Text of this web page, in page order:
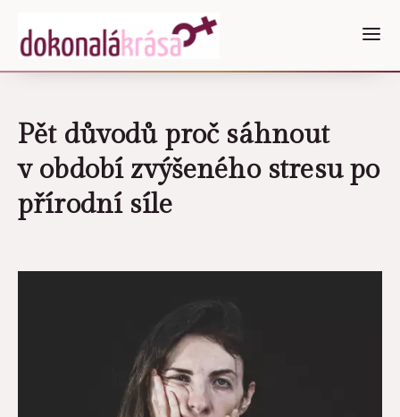
Pět důvodů proč sáhnout
v období zvýšeného stresu po
přírodní síle